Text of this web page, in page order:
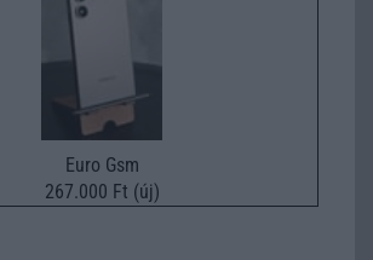
Euro Gsm
267.000 Ft (új)